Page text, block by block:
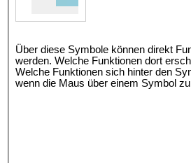
Über diese Symbole können direkt
werden. Welche Funktionen dort
Welche Funktionen sich hinter den
wenn die Maus über einem Symbol